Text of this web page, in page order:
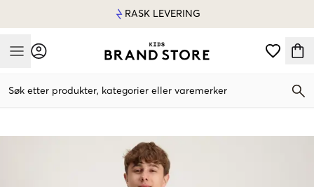
RASK LEVERING
Mobile Menu
Søk etter produkter, kategorier eller varemerker